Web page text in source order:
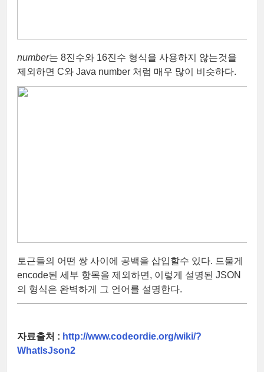
number는 8진수와 16진수 형식을 사용하지 않는것을
제외하면 C와 Java number 처럼 매우 많이 비슷하다.
토근들의 어떤 쌍 사이에 공백을 삽입할수 있다. 드물게
encode된 세부 항목을 제외하면, 이렇게 설명된 JSON
의 형식은 완벽하게 그 언어를 설명한다.
자료출처 : http://www.codeordie.org/wiki/?
WhatIsJson2